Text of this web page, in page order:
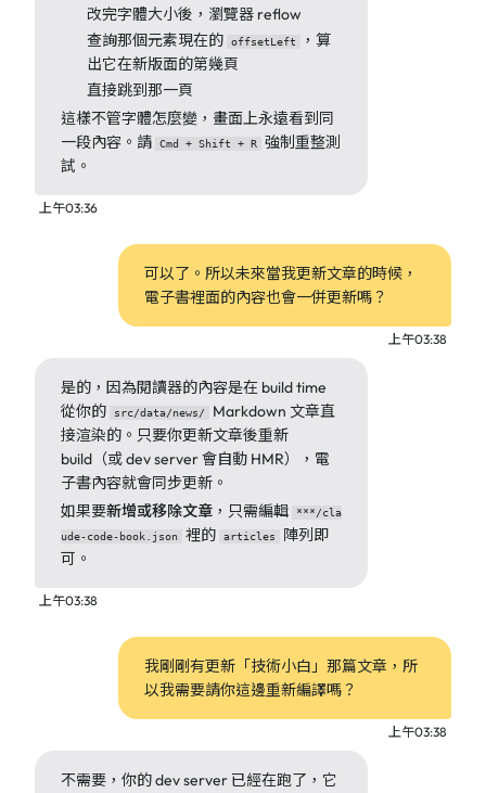
改完字體大小後，瀏覽器 reflow
查詢那個元素現在的
offsetLeft
，算
出它在新版面的第幾頁
直接跳到那一頁
這樣不管字體怎麼變，畫面上永遠看到同
一段內容。請
Cmd + Shift + R
強制重整測
試。
上午03:36
可以了。所以未來當我更新文章的時候，
電子書裡面的內容也會一併更新嗎？
上午03:38
是的，因為閱讀器的內容是在 build time
從你的
src/data/news/
Markdown 文章直
接渲染的。只要你更新文章後重新
build（或 dev server 會自動 HMR），電
子書內容就會同步更新。
如果要新增或移除文章 ，只需編輯
***/cla
ude-code-book.json
裡的 articles
陣列即
可。
上午03:38
我剛剛有更新「技術小白」那篇文章，所
以我需要請你這邊重新編譯嗎？
上午03:38
不需要，你的 dev server 已經在跑了，它